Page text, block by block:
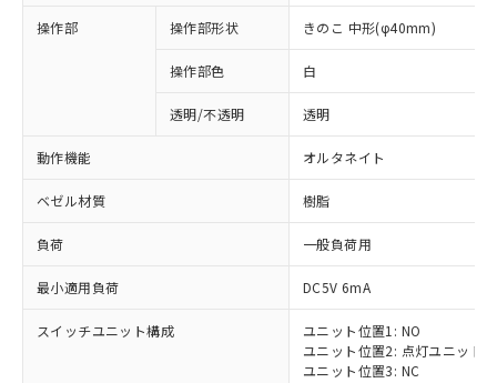
操作部 操作部形状 きのこ 中形(φ40mm)
操作部色 白
透明/不透明 透明
動作機能 オルタネイト
ベゼル材質 樹脂
負荷 一般負荷用
最小適用負荷 DC5V 6mA
スイッチユニット構成
ユニット位置1: NO
ユニット位置2: 点灯ユニット
ユニット位置3: NC